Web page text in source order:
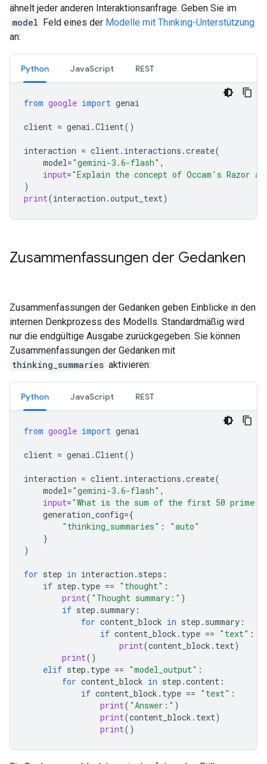
ähnelt jeder anderen Interaktionsanfrage. Geben Sie im
model Feld eines der Modelle mit Thinking-Unterstützung
an:
Python JavaScript REST
from google import genai
client = genai .Client()
interaction = client. interactions .create(
model="gemini-3.6-flash" ,
input="Explain the concept of Occam's Razor
)
print(interaction .output_text)
Zusammenfassungen der Gedanken
Zusammenfassungen der Gedanken geben Einblicke in den
internen Denkprozess des Modells. Standardmäßig wird
nur die endgültige Ausgabe zurückgegeben. Sie können
Zusammenfassungen der Gedanken mit
thinking_summaries aktivieren:
Python JavaScript REST
from google import genai
client = genai .Client()
interaction = client. interactions .create(
model="gemini-3.6-flash" ,
input="What is the sum of the first 50 prime
generation_config={
"thinking_summaries" :
"auto"
}
)
for step in interaction . steps :
if step . type == "thought" :
print( "Thought summary:" )
if step . summary :
for content_block in step . summary :
if content_block . type == "text" :
print(content_block . text)
print()
elif step . type == "model_output" :
for content_block in step .content :
if content_block . type == "text" :
print( "Answer:" )
print(content_block . text)
print()